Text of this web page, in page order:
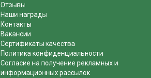
Отзывы
Наши награды
Контакты
Вакансии
Сертификаты качества
Политика конфиденциальности
Согласие на получение рекламных и
информационных рассылок